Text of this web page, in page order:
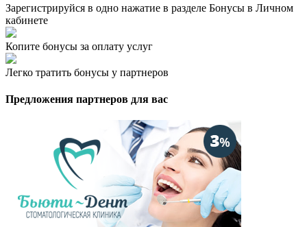
Зарегистрируйся в одно нажатие в разделе Бонусы в Личном
кабинете
Копите бонусы за оплату услуг
Легко тратить бонусы у партнеров
Предложения партнеров для вас